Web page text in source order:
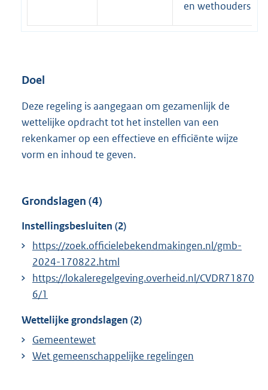
en wethouders
Doel
Deze regeling is aangegaan om gezamenlijk de
wettelijke opdracht tot het instellen van een
rekenkamer op een effectieve en efficiënte wijze
vorm en inhoud te geven.
Grondslagen (4)
Instellingsbesluiten (2)
https://zoek.officielebekendmakingen.nl/gmb-
2024-170822.html
https://lokaleregelgeving.overheid.nl/CVDR71870
6/1
Wettelijke grondslagen (2)
Gemeentewet
Wet gemeenschappelijke regelingen